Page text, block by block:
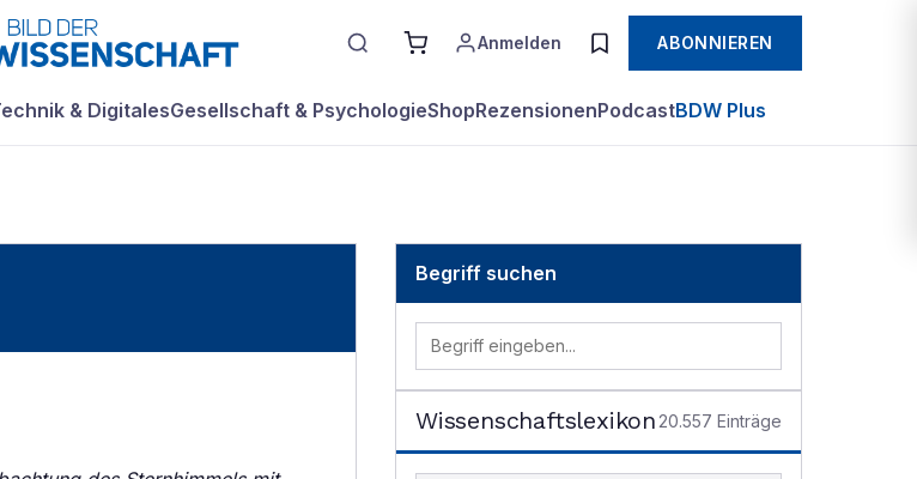
Anmelden ABONNIEREN
& DigitalesGesellschaft & PsychologieShopRezensionenPodcastBDW Plus
Begriff suchen
Wissenschaftslexikon 20.557 Einträge